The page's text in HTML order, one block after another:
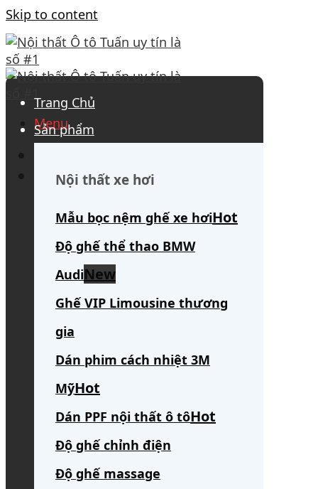
Skip to content
Menu
Search for:
Trang Chủ
Sản phẩm
Nội thất xe hơi
Mẫu bọc nệm ghế xe hơi
Độ ghế thể thao BMW
Audi
Ghế VIP Limousine thương
gia
Dán phim cách nhiệt 3M
Mỹ
Dán PPF nội thất ô tô
Độ ghế chỉnh điện
Độ ghế massage